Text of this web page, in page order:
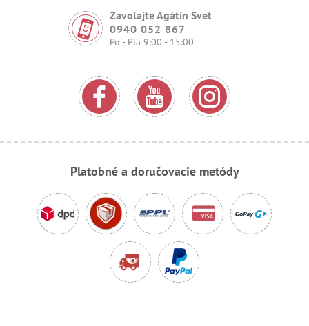
Zavolajte Agátin Svet
0940 052 867
Po - Pia 9:00 - 15:00
Platobné a doručovacie metódy